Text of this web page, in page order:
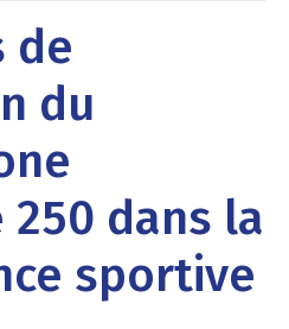
de
du
dans la
sportive